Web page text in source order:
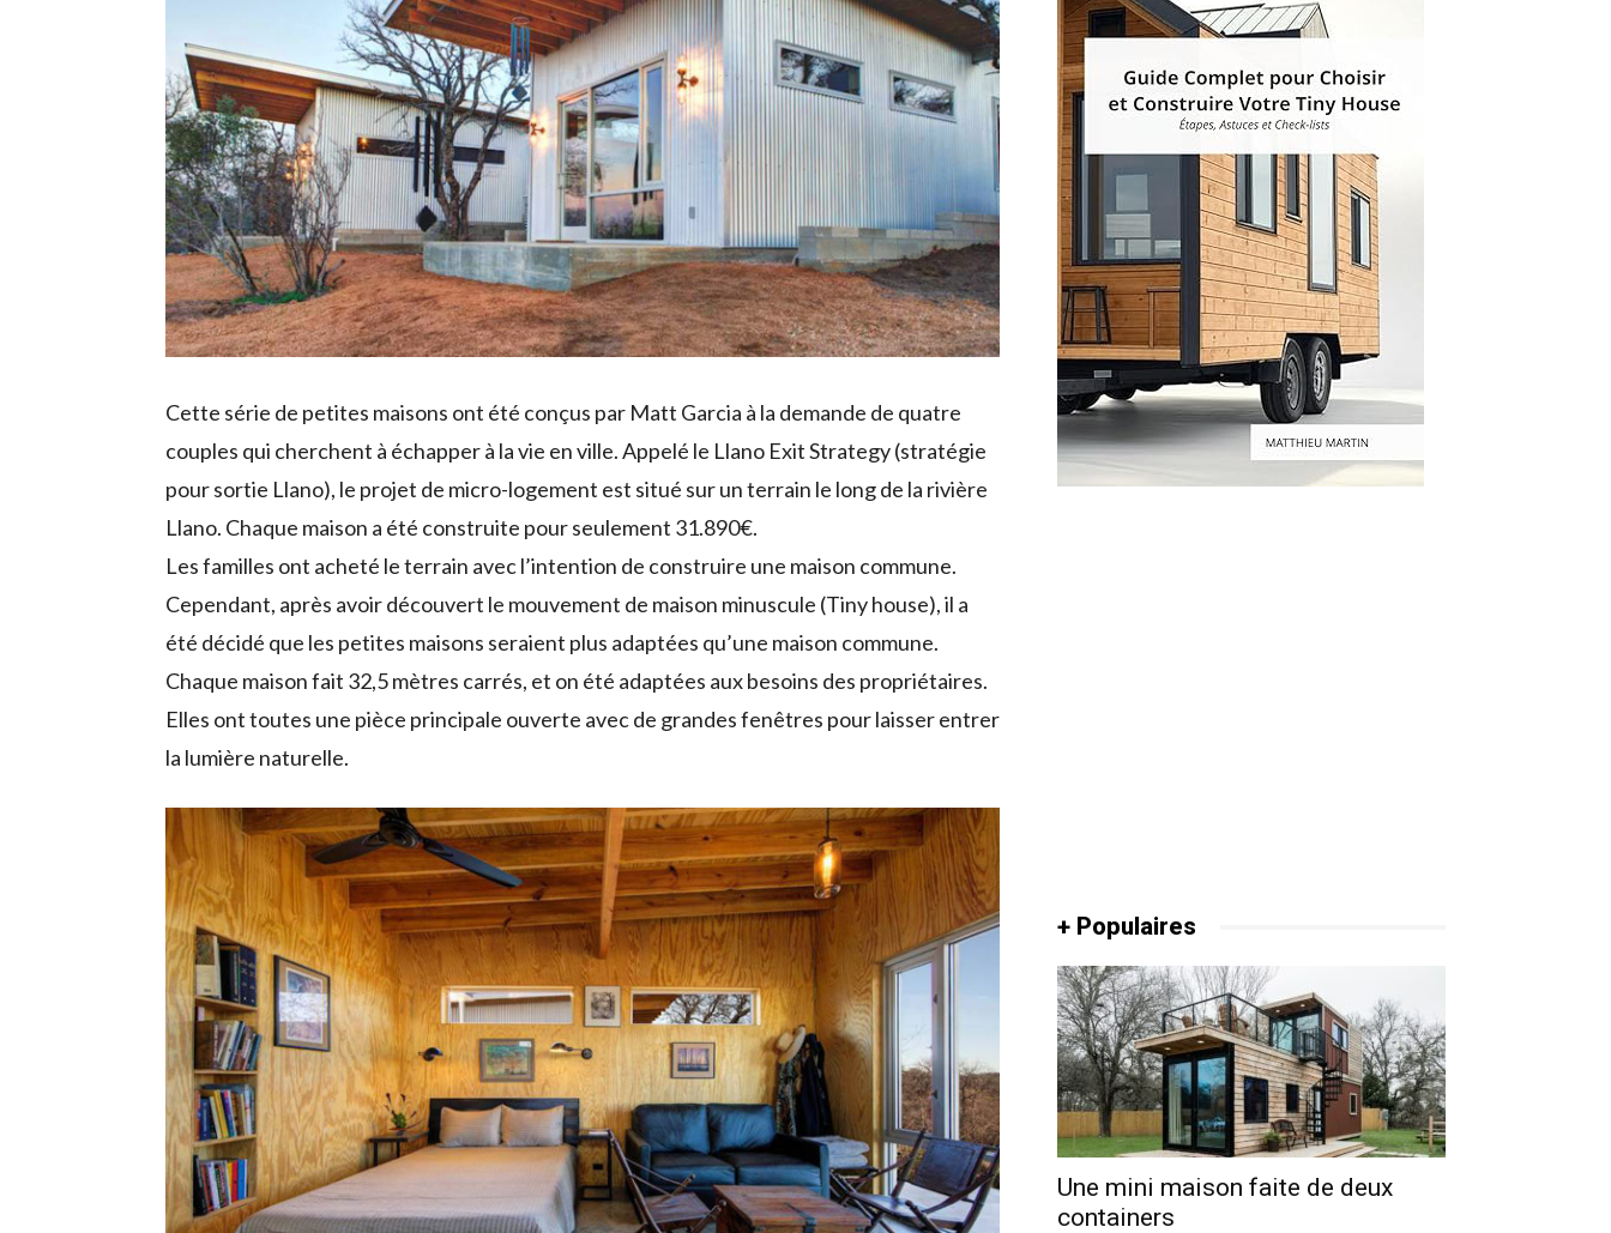
Cette série de petites maisons ont été conçus par Matt Garcia à la demande de quatre
couples qui cherchent à échapper à la vie en ville. Appelé le Llano Exit Strategy (stratégie
pour sortie Llano), le projet de micro-logement est situé sur un terrain le long de la rivière
Llano. Chaque maison a été construite pour seulement 31.890€.
Les familles ont acheté le terrain avec l’intention de construire une maison commune.
Cependant, après avoir découvert le mouvement de maison minuscule (Tiny house), il a
été décidé que les petites maisons seraient plus adaptées qu’une maison commune.
Chaque maison fait 32,5 mètres carrés, et on été adaptées aux besoins des propriétaires.
Elles ont toutes une pièce principale ouverte avec de grandes fenêtres pour laisser entrer
la lumière naturelle.
+ Populaires
Une mini maison faite de deux
containers